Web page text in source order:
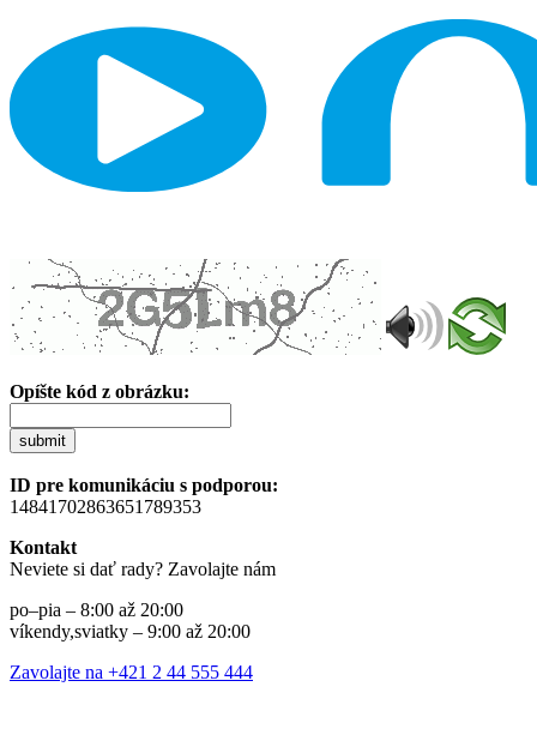
Opíšte kód z obrázku:
submit
ID pre komunikáciu s podporou:
14841702863651789353
Kontakt
Neviete si dať rady? Zavolajte nám
po–pia – 8:00 až 20:00
víkendy,sviatky – 9:00 až 20:00
Zavolajte na +421 2 44 555 444